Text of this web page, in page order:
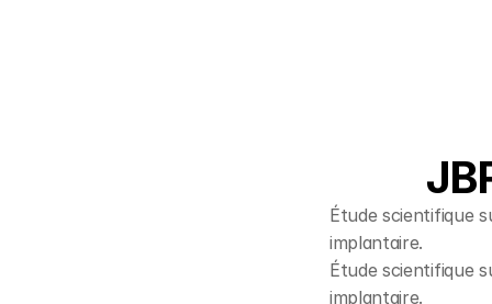
Étude scientifique
implantaire.
Étude scientifique
implantaire.